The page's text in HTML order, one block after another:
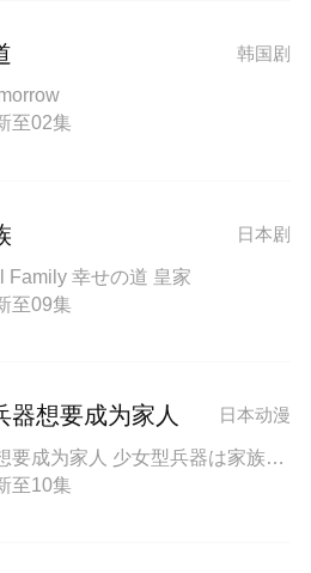
韩国剧
至02集
日本剧
Family 幸せの道 皇家
至09集
日本动漫
器想要成为家人
小阿尔玛想要成为家人 少女型兵器は家族になりたい
至10集